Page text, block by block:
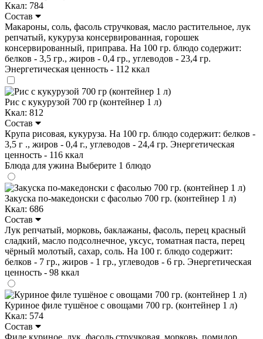
Ккал: 784
Состав
Макароны, соль, фасоль стручковая, масло растительное, лук
репчатый, кукуруза консервированная, горошек
консервированный, приправа. На 100 гр. блюдо содержит:
белков - 3,5 гр., жиров - 0,4 гр., углеводов - 23,4 гр.
Энергетическая ценность - 112 ккал
Рис с кукурузой 700 гр (контейнер 1 л)
Ккал: 812
Состав
Крупа рисовая, кукуруза. На 100 гр. блюдо содержит: белков -
3,5 г ., жиров - 0,4 г., углеводов - 24,4 гр. Энергетическая
ценность - 116 ккал
Блюда для ужина Выберите 1 блюдо
Закуска по-македонски с фасолью 700 гр. (контейнер 1 л)
Ккал: 686
Состав
Лук репчатый, морковь, баклажаны, фасоль, перец красный
сладкий, масло подсолнечное, уксус, томатная паста, перец
чёрный молотый, сахар, соль. На 100 г. блюдо содержит:
белков - 7 гр., жиров - 1 гр., углеводов - 6 гр. Энергетическая
ценность - 98 ккал
Куриное филе тушёное с овощами 700 гр. (контейнер 1 л)
Ккал: 574
Состав
Филе куриное, лук, фасоль стручковая, морковь, помидор,